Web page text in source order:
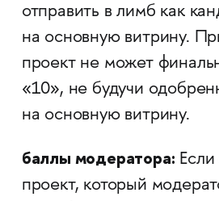
отправить в лимб как
на основную витрину.
проект не может
«10», не будучи
на основную витрину.
баллы модератора:
проект, который